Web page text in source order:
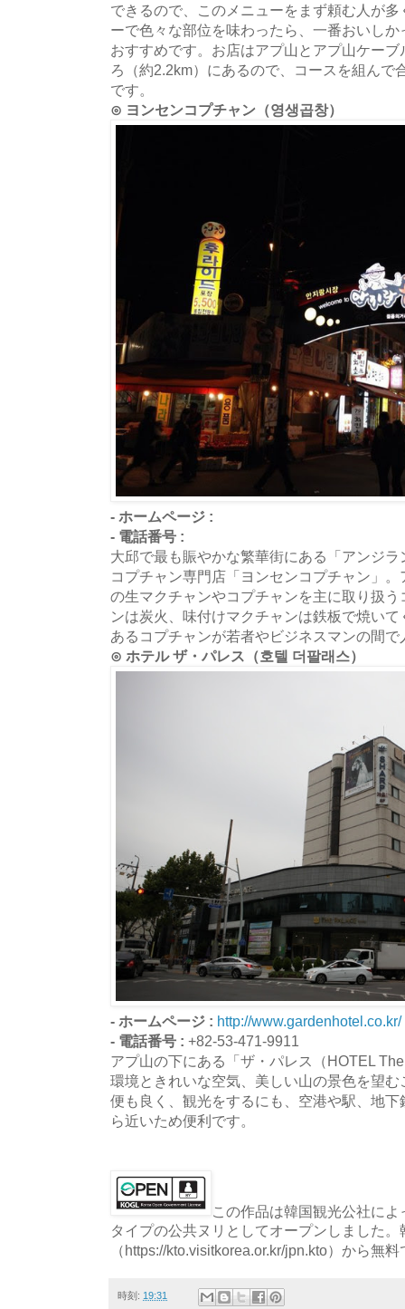
できるので、このメニューをまず頼む人が
ーで色々な部位を味わったら、一番おいし
おすすめです。お店はアプ山とアプ山ケー
ろ（約2.2km）にあるので、コースを組んで
です。
⊙ ヨンセンコプチャン（영생곱창）
- ホームページ :
- 電話番号 :
大邱で最も賑やかな繁華街にある「アンジ
コプチャン専門店「ヨンセンコプチャン」
の生マクチャンやコプチャンを主に取り扱
ンは炭火、味付けマクチャンは鉄板で焼い
あるコプチャンが若者やビジネスマンの間
⊙ ホテル ザ・パレス（호텔 더팔래스）
- ホームページ : http://www.gardenhotel.co.kr/
- 電話番号 : +82-53-471-9911
アプ山の下にある「ザ・パレス（HOTEL
環境ときれいな空気、美しい山の景色を望
便も良く、観光をするにも、空港や駅、地
ら近いため便利です。
この作品は韓国観光公社に
タイプの公共ヌリとしてオープンしました。
（https://kto.visitkorea.or.kr/jpn.kto）から無
時刻: 19:31